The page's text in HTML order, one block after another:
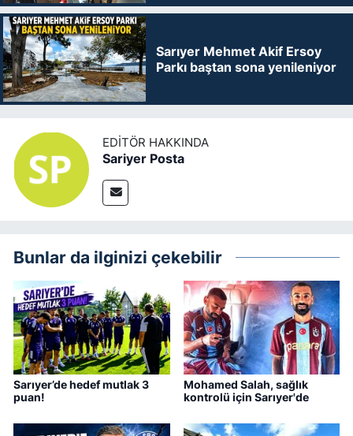
Sarıyer Mehmet Akif Ersoy
Parkı baştan sona yenileniyor
EDITÖR HAKKINDA
Sariyer Posta
Bunlar da ilginizi çekebilir
Sarıyer’de hedef mutlak 3
puan!
Mohamed Salah, sağlık
kontrolü için Sarıyer'de